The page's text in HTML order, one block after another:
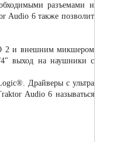
разъемами и
Audio 6 также позволит
2 и внешним микшером
4" выход на наушники с
Драйверы с ультра
Audio 6 называться